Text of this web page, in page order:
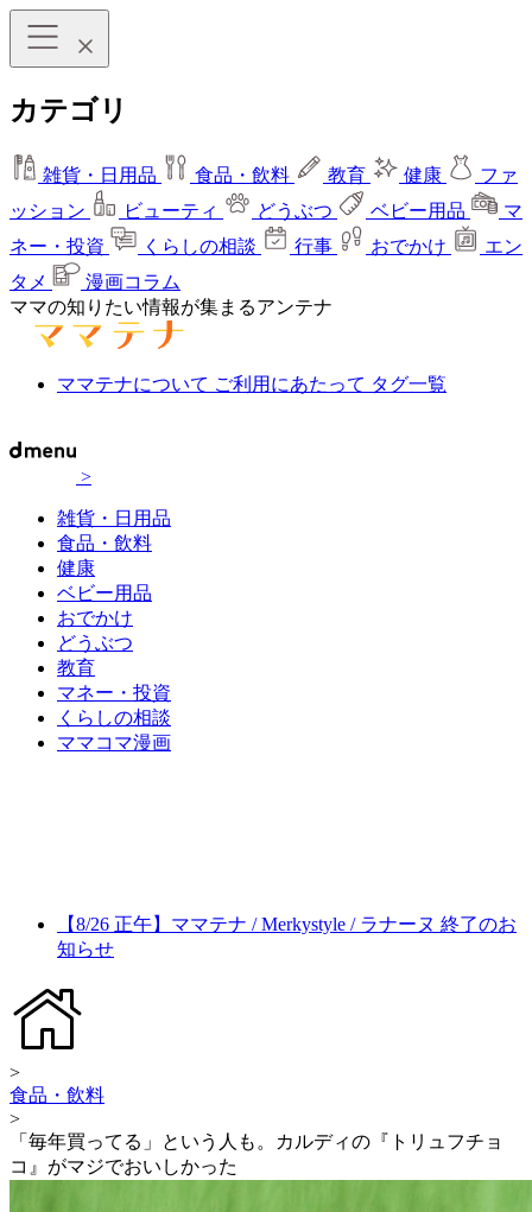
カテゴリ
雑貨・日用品 食品・飲料 教育 健康
ファ
ッション
ビューティ どうぶつ ベビー用品
マ
ネー・投資
くらしの相談 行事 おでかけ
エン
タメ
漫画コラム
ママの知りたい情報が集まるアンテナ
ママテナについて ご利用にあたって タグ一覧
>
雑貨・日用品
食品・飲料
健康
ベビー用品
おでかけ
どうぶつ
教育
マネー・投資
くらしの相談
ママコマ漫画
【8/26 正午】ママテナ / Merkystyle / ラナーヌ 終了のお
知らせ
>
食品・飲料
>
「毎年買ってる」という人も。カルディの『トリュフチョ
コ』がマジでおいしかった